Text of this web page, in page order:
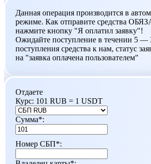
Данная операция производится в
режиме. Как отправите средства
нажмите кнопку "Я оплатил заявку"!
Ожидайте поступление в течении 5 —
поступления средства к нам, статус
на "заявка оплачена пользователем"
Отдаете
Курс: 101 RUB = 1 USDT
Сумма*:
Номер СБП*: